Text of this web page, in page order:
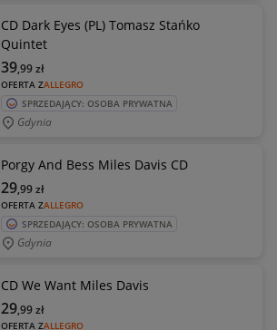
CD Dark Eyes (PL) Tomasz Stańko
Quintet
OFERTA ZALLEGRO
39,99zł
SPRZEDAJĄCY: OSOBA PRYWATNA
Gdynia
Porgy And Bess Miles Davis CD
OFERTA ZALLEGRO
29,99zł
SPRZEDAJĄCY: OSOBA PRYWATNA
Gdynia
CD We Want Miles Davis
OFERTA ZALLEGRO
29,99zł